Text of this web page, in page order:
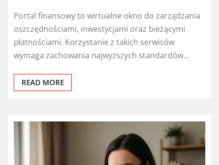
Portal finansowy to wirtualne okno do zarządzania
oszczędnościami, inwestycjami oraz bieżącymi
płatnościami. Korzystanie z takich serwisów
wymaga zachowania najwyższych standardów…
READ MORE